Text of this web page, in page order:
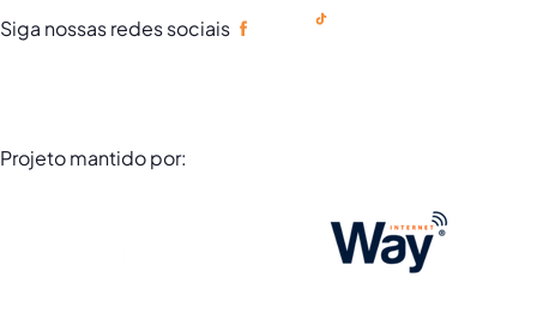
Siga nossas redes sociais
Projeto mantido por: